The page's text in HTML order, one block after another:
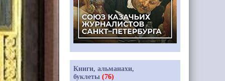
Книги, альманахи,
буклеты (76)